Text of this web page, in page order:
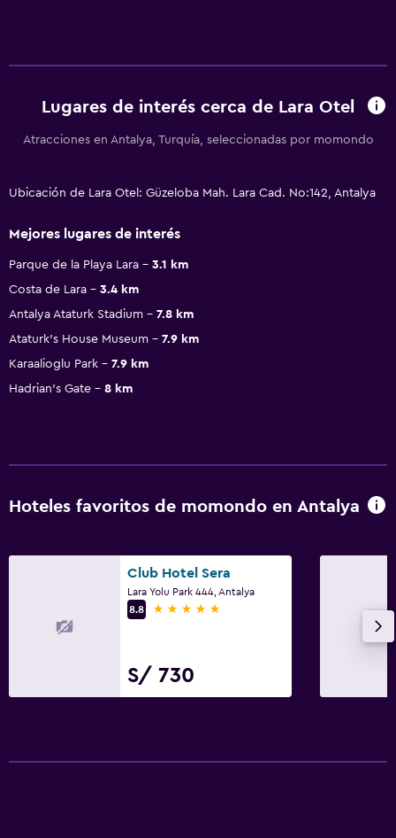
Lugares de interés cerca de Lara Otel
Atracciones en Antalya, Turquía, seleccionadas por momondo
Ubicación de Lara Otel: Güzeloba Mah. Lara Cad. No:142, Antalya
Mejores lugares de interés
Parque de la Playa Lara
3.1 km
Costa de Lara
3.4 km
Antalya Ataturk Stadium
7.8 km
Ataturk's House Museum
7.9 km
Karaalioglu Park
7.9 km
Hadrian's Gate
8 km
Hoteles favoritos de momondo en Antalya
Club Hotel Sera
Lara Yolu Park 444, Antalya
8.8
5 estrellas
S/ 730